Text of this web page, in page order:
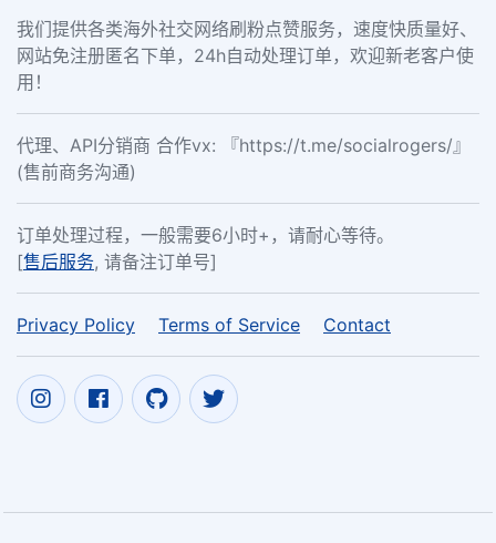
我们提供各类海外社交网络刷粉点赞服务，速度快质量好、
网站免注册匿名下单，24h自动处理订单，欢迎新老客户使
用！
代理、API分销商 合作vx: 『https://t.me/socialrogers/』
(售前商务沟通)
订单处理过程，一般需要6小时+，请耐心等待。
[售后服务, 请备注订单号]
Privacy Policy Terms of Service Contact